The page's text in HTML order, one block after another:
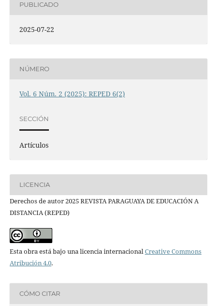
PUBLICADO
2025-07-22
NÚMERO
Vol. 6 Núm. 2 (2025): REPED 6(2)
SECCIÓN
Artículos
LICENCIA
Derechos de autor 2025 REVISTA PARAGUAYA DE EDUCACIÓN A
DISTANCIA (REPED)
Esta obra está bajo una licencia internacionalCreative Commons
Atribución 4.0.
CÓMO CITAR